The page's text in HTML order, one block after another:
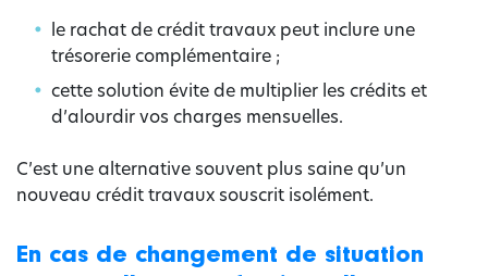
le rachat de crédit travaux peut inclure une
trésorerie complémentaire ;
cette solution évite de multiplier les crédits et
d’alourdir vos charges mensuelles.
C’est une alternative souvent plus saine qu’un
nouveau crédit travaux souscrit isolément.
En cas de changement de situation